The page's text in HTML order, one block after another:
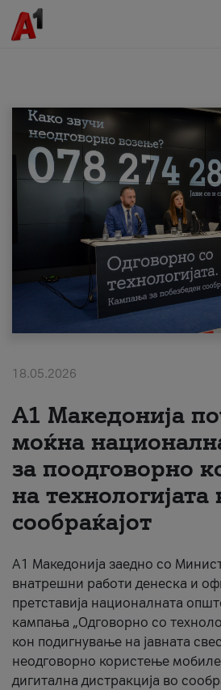
МК EN SQ
Деловни
Поддршка
Надополни кредит
#ПодобарОнлајн
18.05.2026
A1 Македонија
моќна
за поодговорно
на технологијата
сообраќајот
A1 Македонија заедно со
внатрешни работи денеска и
претставија националната
кампања „Одговорно со
кон подигнување на јавната
неодговорно користење
дигитална дистракција во